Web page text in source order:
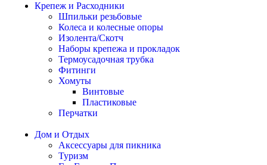
Крепеж и Расходники
Шпильки резьбовые
Колеса и колесные опоры
Изолента/Скотч
Наборы крепежа и прокладок
Термоусадочная трубка
Фитинги
Хомуты
Винтовые
Пластиковые
Перчатки
Дом и Отдых
Аксессуары для пикника
Туризм